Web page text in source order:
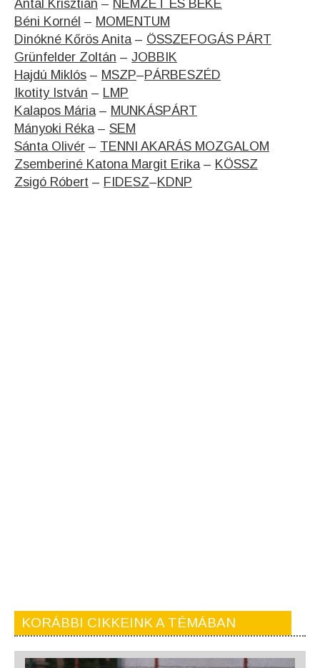
Antal Krisztián – NEMZET ÉS BÉKE
Béni Kornél – MOMENTUM
Dinókné Kőrös Anita– ÖSSZEFOGÁS PÁRT
Grünfelder Zoltán – JOBBIK
Hajdú Miklós – MSZP–PÁRBESZÉD
Ikotity István – LMP
Kalapos Mária– MUNKÁSPÁRT
Mányoki Réka– SEM
Sánta Olivér – TENNI AKARÁS MOZGALOM
Zsemberiné Katona Margit Erika– KÖSSZ
Zsigó Róbert – FIDESZ–KDNP
KORÁBBI CIKKEINK A TÉMÁBAN